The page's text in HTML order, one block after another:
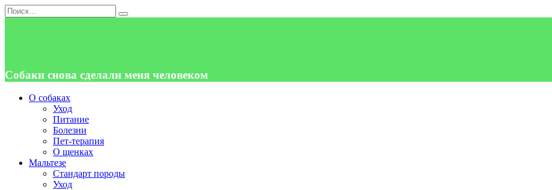
Перейти
к
Search
for:
Собаки снова сделали меня человеком
О собаках
Уход
Питание
Болезни
Пет-терапия
О щенках
Мальтезе
Стандарт породы
Уход